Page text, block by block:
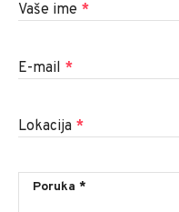
Vaše ime *
E-mail *
Lokacija *